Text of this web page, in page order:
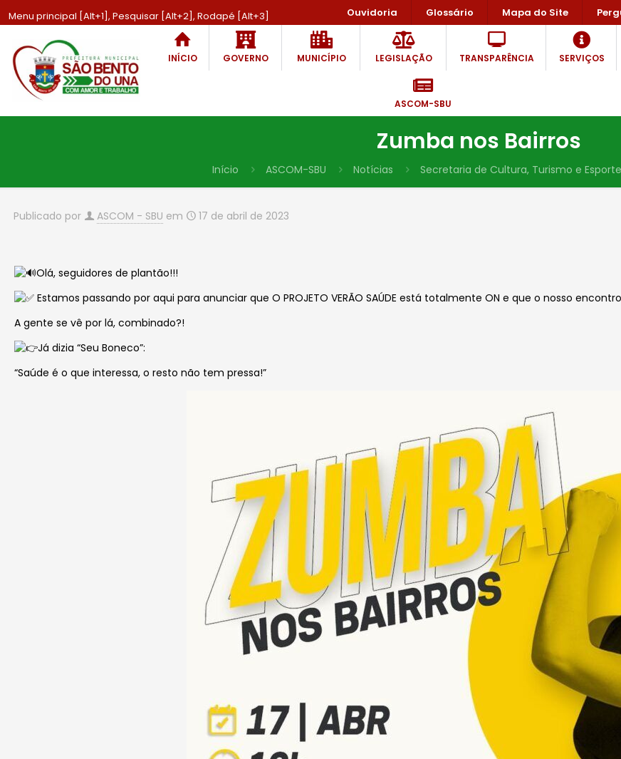
Menu principal [Alt+1], Pesquisar [Alt+2], Rodapé [Alt+3] Ouvidoria Glossário Mapa do Site
INÍCIO GOVERNO MUNICÍPIO LEGISLAÇÃO TRANSPARÊNCIA SERVIÇOS
ASCOM-SBU
Zumba nos Bairros
Início ASCOM-SBU Notícias Secretaria de Cultura, Turismo e
Publicado por ASCOM - SBU em 17 de abril de 2023
Olá, seguidores de plantão!!!
Estamos passando por aqui para anunciar que O PROJETO VERÃO SAÚDE está totalmente ON e que o nosso
A gente se vê por lá, combinado?!
Jádizia “Seu Boneco”:
“Saúde é o que interessa, o resto não tem pressa!”